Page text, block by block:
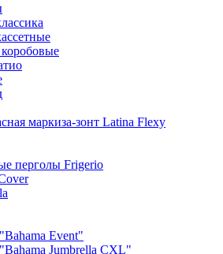
маркиза-зонт Latina Flexy
перголы Frigerio
Event"
Jumbrella CXL"